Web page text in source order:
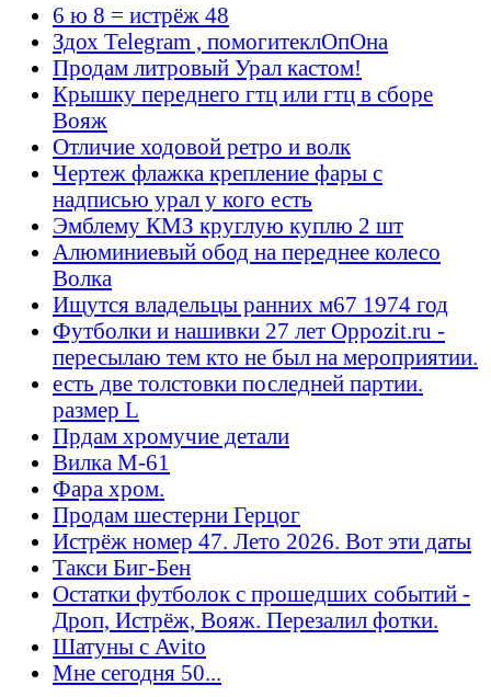
6 ю 8 = истрёж 48
Здох Telegram , помогитеклОпОна
Продам литровый Урал кастом!
Крышку переднего гтц или гтц в сборе
Вояж
Отличие ходовой ретро и волк
Чертеж флажка крепление фары с
надписью урал у кого есть
Эмблему КМЗ круглую куплю 2 шт
Алюминиевый обод на переднее колесо
Волка
Ищутся владельцы ранних м67 1974 год
Футболки и нашивки 27 лет Oppozit.ru -
пересылаю тем кто не был на мероприятии.
есть две толстовки последней партии.
размер L
Прдам хромучие детали
Вилка М-61
Фара хром.
Продам шестерни Герцог
Истрёж номер 47. Лето 2026. Вот эти даты
Такси Биг-Бен
Остатки футболок с прошедших событий -
Дроп, Истрёж, Вояж. Перезалил фотки.
Шатуны с Avito
Мне сегодня 50...